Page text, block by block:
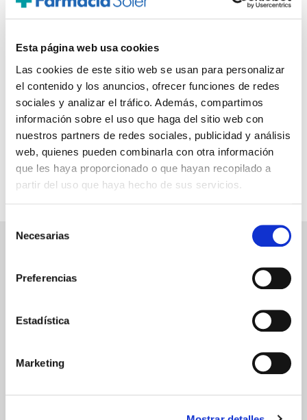
Esta página web usa cookies
Las cookies de este sitio web se usan para personalizar
el contenido y los anuncios, ofrecer funciones de redes
sociales y analizar el tráfico. Además, compartimos
información sobre el uso que haga del sitio web con
nuestros partners de redes sociales, publicidad y análisis
web, quienes pueden combinarla con otra información
que les haya proporcionado o que hayan recopilado a
partir del uso que haya hecho de sus servicios.
Necesarias
Preferencias
Estadística
Marketing
Familia
Color
Indicaciones
Indicado en pacientes con buen control antero
lateral durante la sedestación pero con tendencia a
deslizarse del asiento.
* La foto puede no corresponder con el modelo específico
* Web del fabricante/laboratorio:ORLIMAN